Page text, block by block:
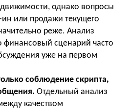
однако вопросы
ин или продажи текущего
реже. Анализ
финансовый сценарий часто
уже на первом
соблюдение скрипта,
Отдельный анализ
качеством